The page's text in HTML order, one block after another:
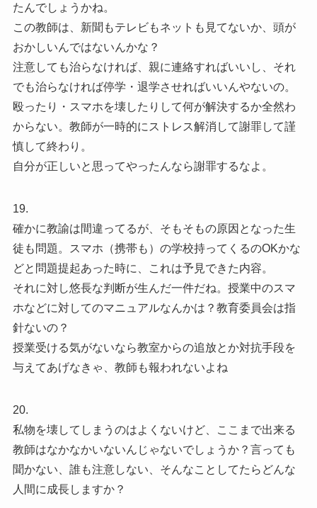
たんでしょうかね。
この教師は、新聞もテレビもネットも見てないか、頭が
おかしいんではないんかな？
注意しても治らなければ、親に連絡すればいいし、それ
でも治らなければ停学・退学させればいいんやないの。
殴ったり・スマホを壊したりして何が解決するか全然わ
からない。教師が一時的にストレス解消して謝罪して謹
慎して終わり。
自分が正しいと思ってやったんなら謝罪するなよ。
19.
確かに教諭は間違ってるが、そもそもの原因となった生
徒も問題。スマホ（携帯も）の学校持ってくるのOKかな
どと問題提起あった時に、これは予見できた内容。
それに対し悠長な判断が生んだ一件だね。授業中のスマ
ホなどに対してのマニュアルなんかは？教育委員会は指
針ないの？
授業受ける気がないなら教室からの追放とか対抗手段を
与えてあげなきゃ、教師も報われないよね
20.
私物を壊してしまうのはよくないけど、ここまで出来る
教師はなかなかいないんじゃないでしょうか？言っても
聞かない、誰も注意しない、そんなことしてたらどんな
人間に成長しますか？